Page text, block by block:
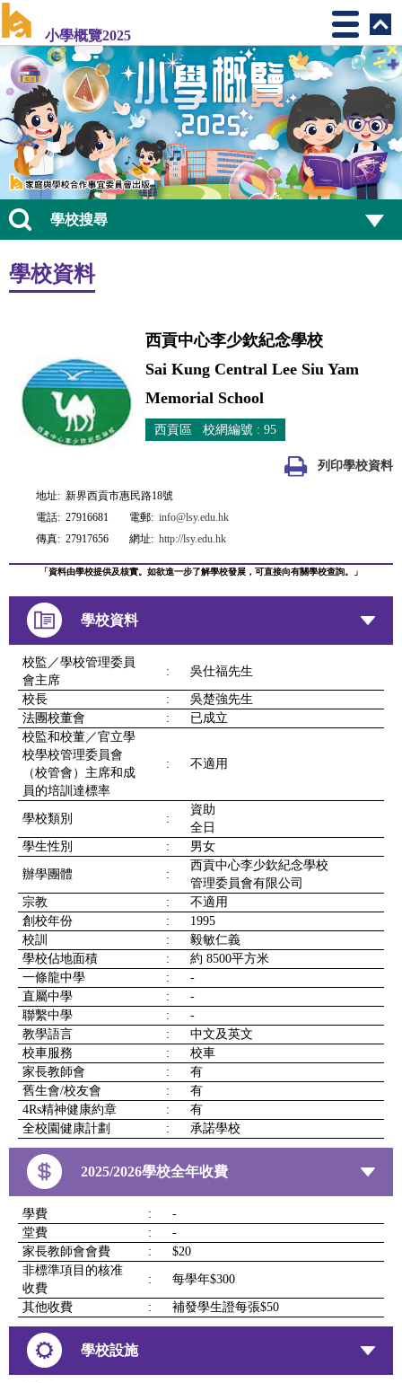
小學概覽2025
學校搜尋
學校資料
西貢中心李少欽紀念學校
Sai Kung Central Lee Siu Yam
Memorial School
西貢區 校網編號 : 95
列印學校資料
地址: 新界西貢市惠民路18號
電話: 27916681 電郵: info@lsy.edu.hk
傳真: 27917656 網址: http://lsy.edu.hk
「資料由學校提供及核實。如欲進一步了解學校發展，可直接向有關學校查詢。」
學校資料
校監／學校管理委員
會主席
: 吳仕福先生
校長 :
吳楚強先生
法團校董會
:
已成立
校監和校董／官立學
校學校管理委員會
（校管會）主席和成
員的培訓達標率
: 不適用
學校類別 :
資助
全日
學生性別
: 男女
辦學團體 :
西貢中心李少欽紀念學校
管理委員會有限公司
宗教
:
不適用
創校年份
:
1995
校訓
:
毅敏仁義
學校佔地面積
:
約 8500平方米
一條龍中學
:
-
直屬中學
:
-
聯繫中學
:
-
教學語言
:
中文及英文
校車服務
:
校車
家長教師會
:
有
舊生會/校友會
:
有
4Rs精神健康約章
:
有
全校園健康計劃
: 承諾學校
2025/2026學校全年收費
學費 :
-
堂費
:
-
家長教師會會費
:
$20
非標準項目的核准
收費
: 每學年$300
其他收費 : 補發學生證每張$50
學校設施